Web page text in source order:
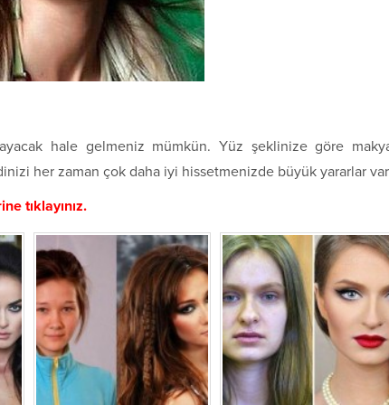
hale gelmeniz mümkün. Yüz şeklinize göre
her zaman çok daha iyi hissetmenizde büyük yararlar
tıklayınız.